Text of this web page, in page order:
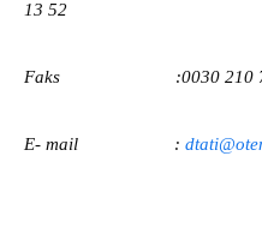
13 52
Faks :0030 210
E- mail :